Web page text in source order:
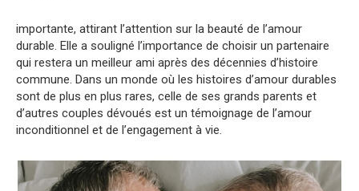
importante, attirant l’attention sur la beauté de l’amour
durable. Elle a souligné l’importance de choisir un partenaire
qui restera un meilleur ami après des décennies d’histoire
commune. Dans un monde où les histoires d’amour durables
sont de plus en plus rares, celle de ses grands parents et
d’autres couples dévoués est un témoignage de l’amour
inconditionnel et de l’engagement à vie.